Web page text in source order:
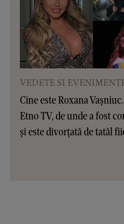
VEDETE SI
Cine este Roxana
Etno TV, de unde a fost
și este divorțată de tatăl